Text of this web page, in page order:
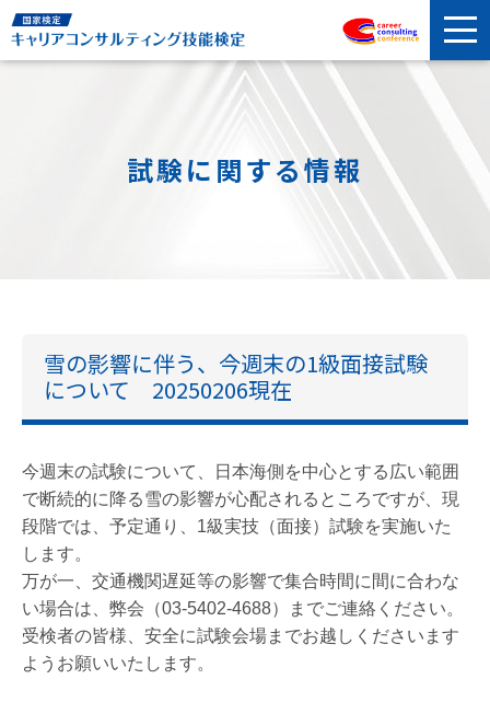
試験に関する情報
雪の影響に伴う、今週末の1級面接試験
について 20250206現在
今週末の試験について、日本海側を中心とする広い範囲
で断続的に降る雪の影響が心配されるところですが、現
段階では、予定通り、1級実技（面接）試験を実施いた
します。
万が一、交通機関遅延等の影響で集合時間に間に合わな
い場合は、弊会（03-5402-4688）までご連絡ください。
受検者の皆様、安全に試験会場までお越しくださいます
ようお願いいたします。